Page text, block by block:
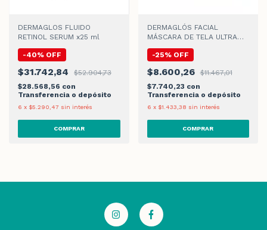
DERMAGLOS FLUIDO
RETINOL SERUM x25 ml
-40% OFF
$31.742,84
$52.904,73
$28.568,56 con
Transferencia o depósito
6 x $5.290,47 sin interés
DERMAGLÓS FACIAL
MÁSCARA DE TELA ULTRA
-25% OFF
$8.600,26
$11.467,01
$7.740,23 con
Transferencia o depósito
6 x $1.433,38 sin interés